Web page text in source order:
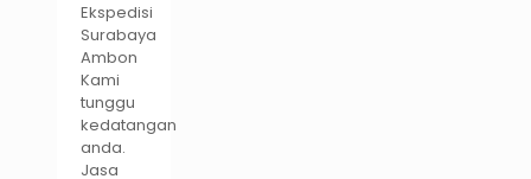
Ekspedisi
Surabaya
Ambon
Kami
tunggu
kedatangan
anda.
Jasa